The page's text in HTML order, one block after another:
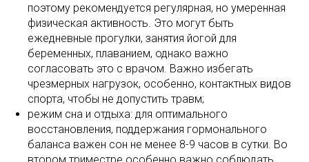
поэтому рекомендуется регулярная, но умеренная
физическая активность. Это могут быть
ежедневные прогулки, занятия йогой для
беременных, плаванием, однако важно
согласовать это с врачом. Важно избегать
чрезмерных нагрузок, особенно, контактных видов
спорта, чтобы не допустить травм;
режим сна и отдыха: для оптимального
восстановления, поддержания гормонального
баланса важен сон не менее 8-9 часов в сутки. Во
втором триместре особенно важно соблюдать